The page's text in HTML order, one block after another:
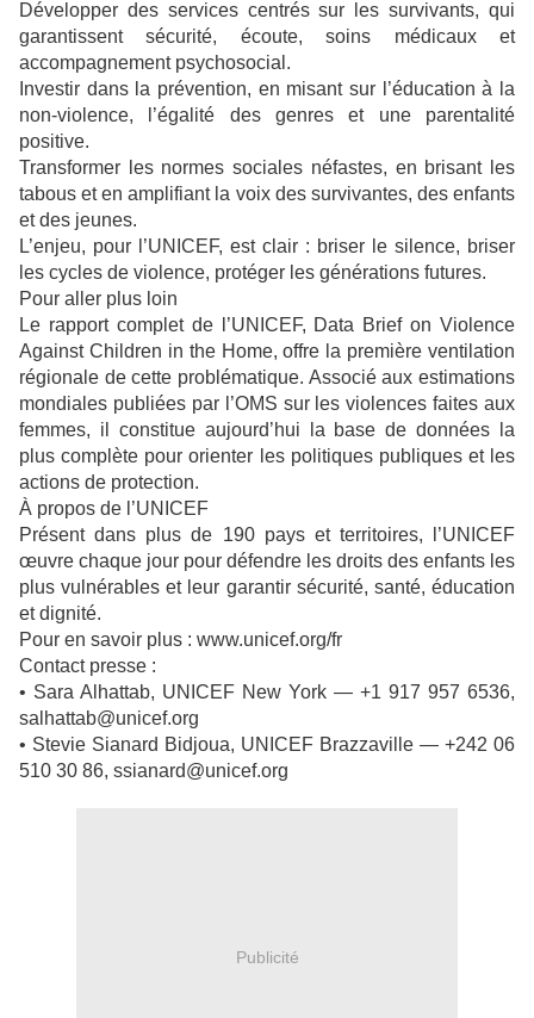
Développer des services centrés sur les survivants, qui
garantissent sécurité, écoute, soins médicaux et
accompagnement psychosocial.
Investir dans la prévention, en misant sur l’éducation à la
non-violence, l’égalité des genres et une parentalité
positive.
Transformer les normes sociales néfastes, en brisant les
tabous et en amplifiant la voix des survivantes, des enfants
et des jeunes.
L’enjeu, pour l’UNICEF, est clair : briser le silence, briser
les cycles de violence, protéger les générations futures.
Pour aller plus loin
Le rapport complet de l’UNICEF, Data Brief on Violence
Against Children in the Home, offre la première ventilation
régionale de cette problématique. Associé aux estimations
mondiales publiées par l’OMS sur les violences faites aux
femmes, il constitue aujourd’hui la base de données la
plus complète pour orienter les politiques publiques et les
actions de protection.
À propos de l’UNICEF
Présent dans plus de 190 pays et territoires, l’UNICEF
œuvre chaque jour pour défendre les droits des enfants les
plus vulnérables et leur garantir sécurité, santé, éducation
et dignité.
Pour en savoir plus : www.unicef.org/fr
Contact presse :
• Sara Alhattab, UNICEF New York — +1 917 957 6536,
salhattab@unicef.org
• Stevie Sianard Bidjoua, UNICEF Brazzaville — +242 06
510 30 86, ssianard@unicef.org
Publicité